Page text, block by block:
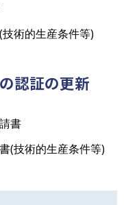
術的生産条件等)
認証の更新
書
(技術的生産条件等)